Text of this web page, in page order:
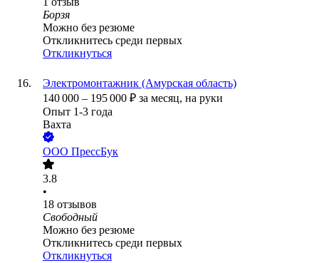
Борзя
Можно без резюме
Откликнитесь среди первых
Откликнуться
Электромонтажник (Амурская область)
140 000 – 195 000 ₽ за месяц, на руки
Опыт 1-3 года
Вахта
ООО ПрессБук
3.8
•
18 отзывов
Свободный
Можно без резюме
Откликнитесь среди первых
Откликнуться